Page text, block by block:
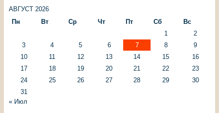
АВГУСТ 2026
Пн
Вт Ср Чт Пт Сб
Вс
1
2
3
4 5 6 7 8
9
10
11 12 13 14 15
16
17
18 19 20 21 22
23
24
25 26 27 28 29
30
31
« Июл